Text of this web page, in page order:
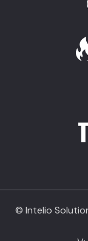
© Intelio